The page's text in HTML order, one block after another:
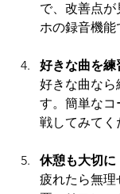
で、改善点
ホの録音機能
好きな曲を練
好きな曲なら
す。簡単な
戦してみてく
休憩も大切に
疲れたら無